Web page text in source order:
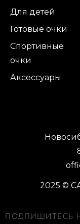
Для детей
Готовые очки
Спортивные
очки
Аксессуары
2025 ©
ПОДПИШИТЕСЬ